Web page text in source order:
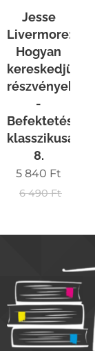
Jesse
Livermore:
Hogyan
kereskedjünk
részvényekkel
-
Befektetések
klasszikusai
8.
5 840 Ft
6 490Ft